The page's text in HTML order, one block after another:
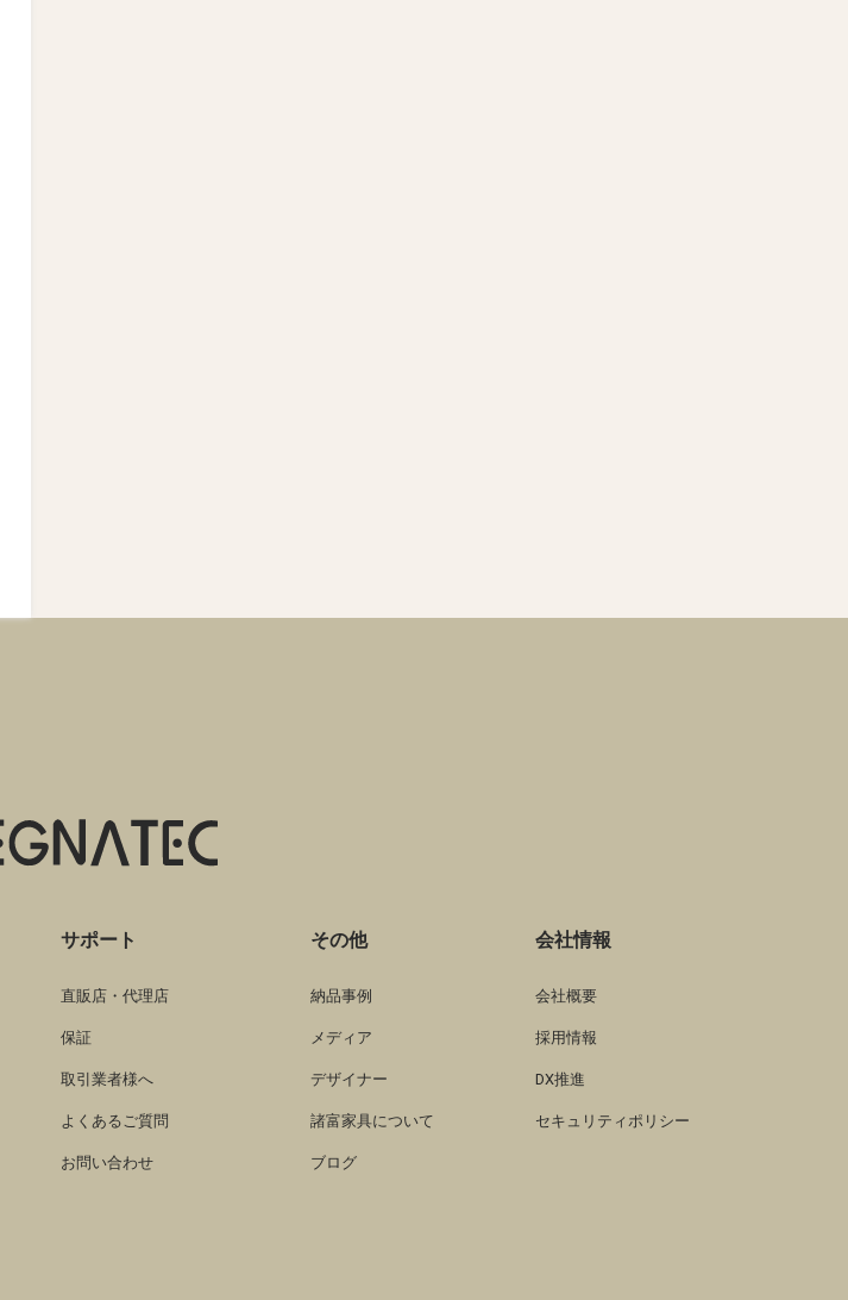
サポート
直販店・代理店
保証
取引業者様へ
よくあるご質問
お問い合わせ
その他
納品事例
メディア
デザイナー
諸富家具について
ブログ
会社情報
会社概要
採用情報
DX推進
セキュリティポリシー